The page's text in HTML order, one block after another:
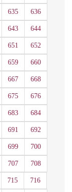
635 636
643 644
651 652
659 660
667 668
675 676
683 684
691 692
699 700
707 708
715 716